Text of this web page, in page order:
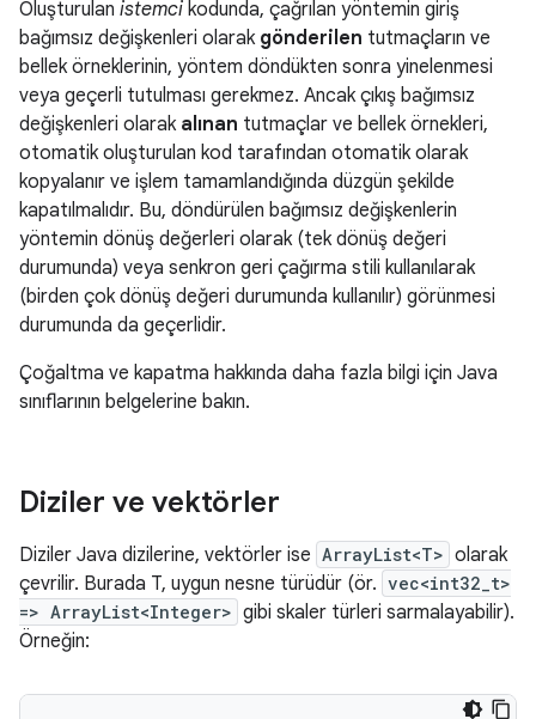
Oluşturulan istemci kodunda, çağrılan yöntemin giriş
bağımsız değişkenleri olarak gönderilen tutmaçların ve
bellek örneklerinin, yöntem döndükten sonra yinelenmesi
veya geçerli tutulması gerekmez. Ancak çıkış bağımsız
değişkenleri olarak alınan tutmaçlar ve bellek örnekleri,
otomatik oluşturulan kod tarafından otomatik olarak
kopyalanır ve işlem tamamlandığında düzgün şekilde
kapatılmalıdır. Bu, döndürülen bağımsız değişkenlerin
yöntemin dönüş değerleri olarak (tek dönüş değeri
durumunda) veya senkron geri çağırma stili kullanılarak
(birden çok dönüş değeri durumunda kullanılır) görünmesi
durumunda da geçerlidir.
Çoğaltma ve kapatma hakkında daha fazla bilgi için Java
sınıflarının belgelerine bakın.
Diziler ve vektörler
Diziler Java dizilerine, vektörler ise ArrayList<T> olarak
çevrilir. Burada T, uygun nesne türüdür (ör. vec<int32_t>
=> ArrayList<Integer> gibi skaler türleri sarmalayabilir).
Örneğin: